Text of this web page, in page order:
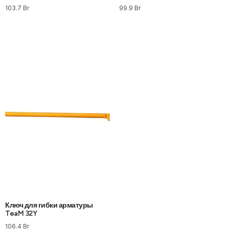
103.7 Br 99.9 Br
Ключ для гибки арматуры
TeaM 32Y
106.4 Br